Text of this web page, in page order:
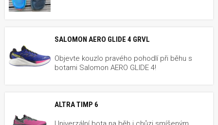
SALOMON AERO GLIDE 4 GRVL
Objevte kouzlo pravého pohodlí při běhu s
botami Salomon AERO GLIDE 4!
ALTRA TIMP 6